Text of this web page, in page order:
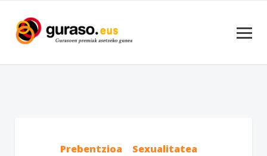
Prebentzioa
Sexualitatea